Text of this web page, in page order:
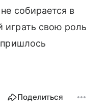
собирается в
свою роль
Поделиться